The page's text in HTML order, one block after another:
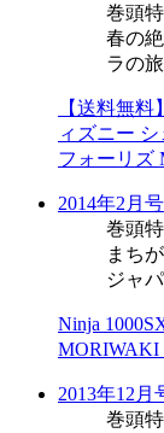
巻頭
春の
ラの旅
【送料無
ィズニー
フォーリズ
2014年2月
巻頭
まち
ジャ
Ninja
MORIWAKI
2013年12月
巻頭